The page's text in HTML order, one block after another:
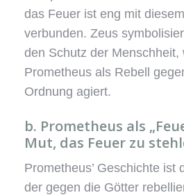
das Feuer ist eng mit
verbunden. Zeus
den Schutz der Menschheit,
Prometheus als Rebell
Ordnung agiert.
b. Prometheus als
Mut, das Feuer zu
Prometheus’ Geschichte ist
der gegen die Götter